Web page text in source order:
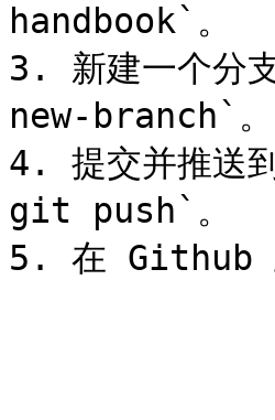
handbook`。
3. 新建一个分
new-branch`。
4. 提交并推
git push`。